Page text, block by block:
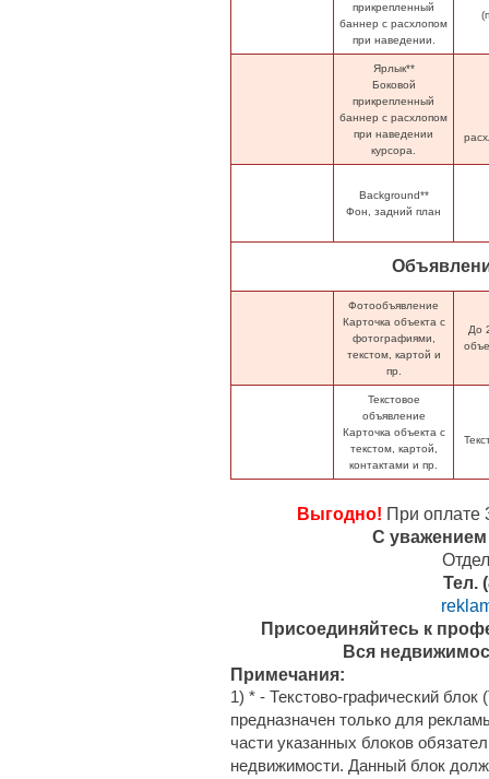
прикрепленный
баннер с расхлопом
при наведении.
Ярлык**
Боковой
прикрепленный
баннер с расхлопом
при наведении
курсора.
Background**
Фон, задний план
Фотообъявление
Карточка объекта с
фотографиями,
текстом, картой и
пр.
До
Текстовое
объявление
Карточка объекта с
текстом, картой,
контактами и пр.
Выгодно! При оплате
С
Тел.
Присоединяйтесь к
Вся
Примечания:
1) * - Текстово-графический
предназначен только для
части указанных блоков
недвижимости. Данный блок